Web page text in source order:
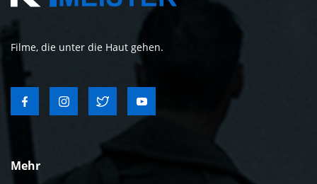
Filme, die unter die Haut gehen.
Mehr